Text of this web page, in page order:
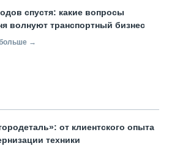
спустя: какие вопросы
волнуют транспортный бизнес
→
от клиентского опыта
техники